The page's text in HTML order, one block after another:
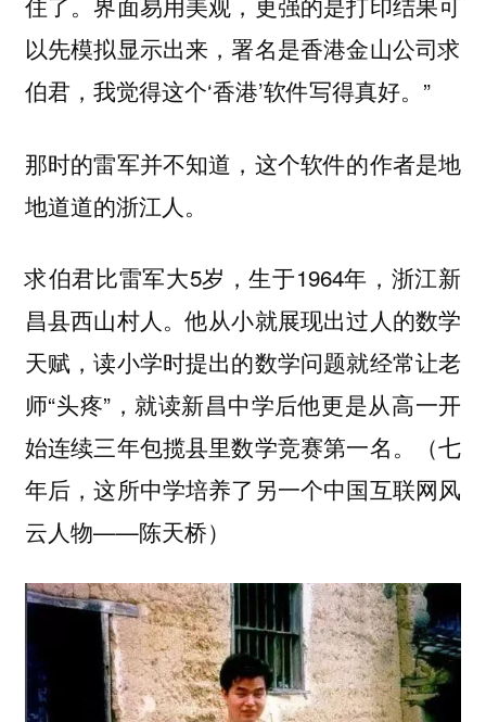
以先模拟显示出来，署名是香港金山公司求
伯君，我觉得这个‘香港’软件写得真好。”
那时的雷军并不知道，这个软件的作者是地
地道道的浙江人。
求伯君比雷军大5岁，生于1964年，浙江新
昌县西山村人。他从小就展现出过人的数学
天赋，读小学时提出的数学问题就经常让老
师“头疼”，就读新昌中学后他更是从高一开
始连续三年包揽县里数学竞赛第一名。（七
年后，这所中学培养了另一个中国互联网风
云人物——陈天桥）